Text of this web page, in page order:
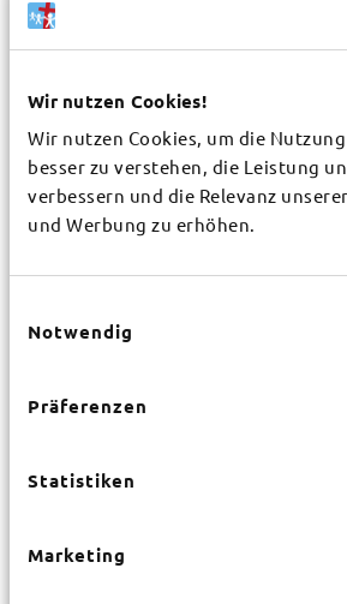
Wir nutzen Cookies!
Wir nutzen Cookies, um die
besser zu verstehen, die Leistung
verbessern und die Relevanz
und Werbung zu erhöhen.
Notwendig
Präferenzen
Statistiken
Marketing
Gemeinde /
Vorname
Nachname